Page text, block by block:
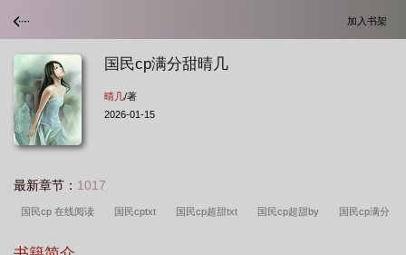
加入书架
国民cp满分甜晴几
晴几/著
2026-01-15
最新章节： 1017
国民cp 在线阅读 国民cptxt 国民cp超甜txt 国民cp超甜by 国民cp满分